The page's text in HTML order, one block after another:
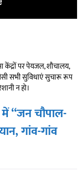
केंद्रों पर पेयजल, शौचालय,
सभी सुविधाएं सुचारू रूप
न हो।
में “जन चौपाल-
गांव-गांव